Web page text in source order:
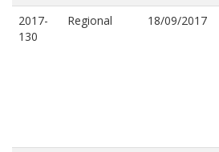
2017-
130
Regional 18/09/2017